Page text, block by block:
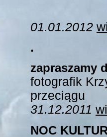
01.01.2012
.
zapraszamy
fotografik
przeciągu
31.12.2011
NOC